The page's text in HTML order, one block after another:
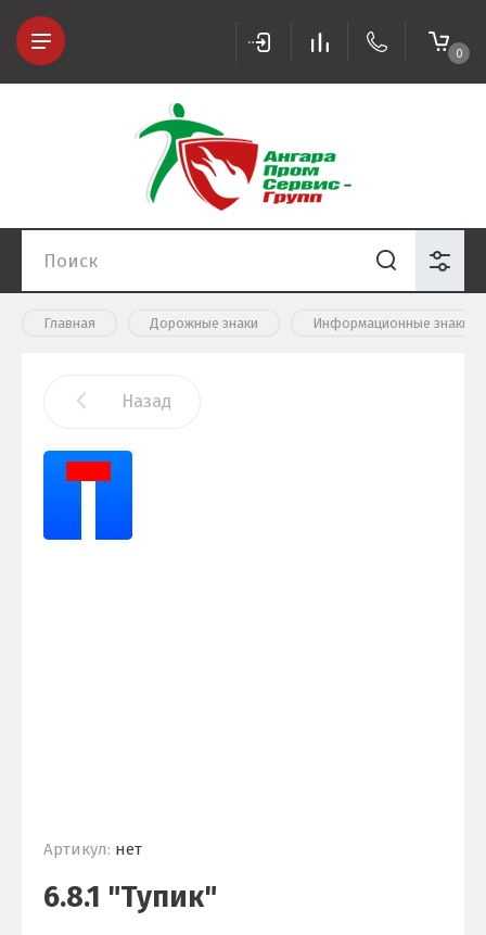
0
Главная Дорожные знаки Информационные знаки
Назад
Артикул: нет
6.8.1 "Тупик"